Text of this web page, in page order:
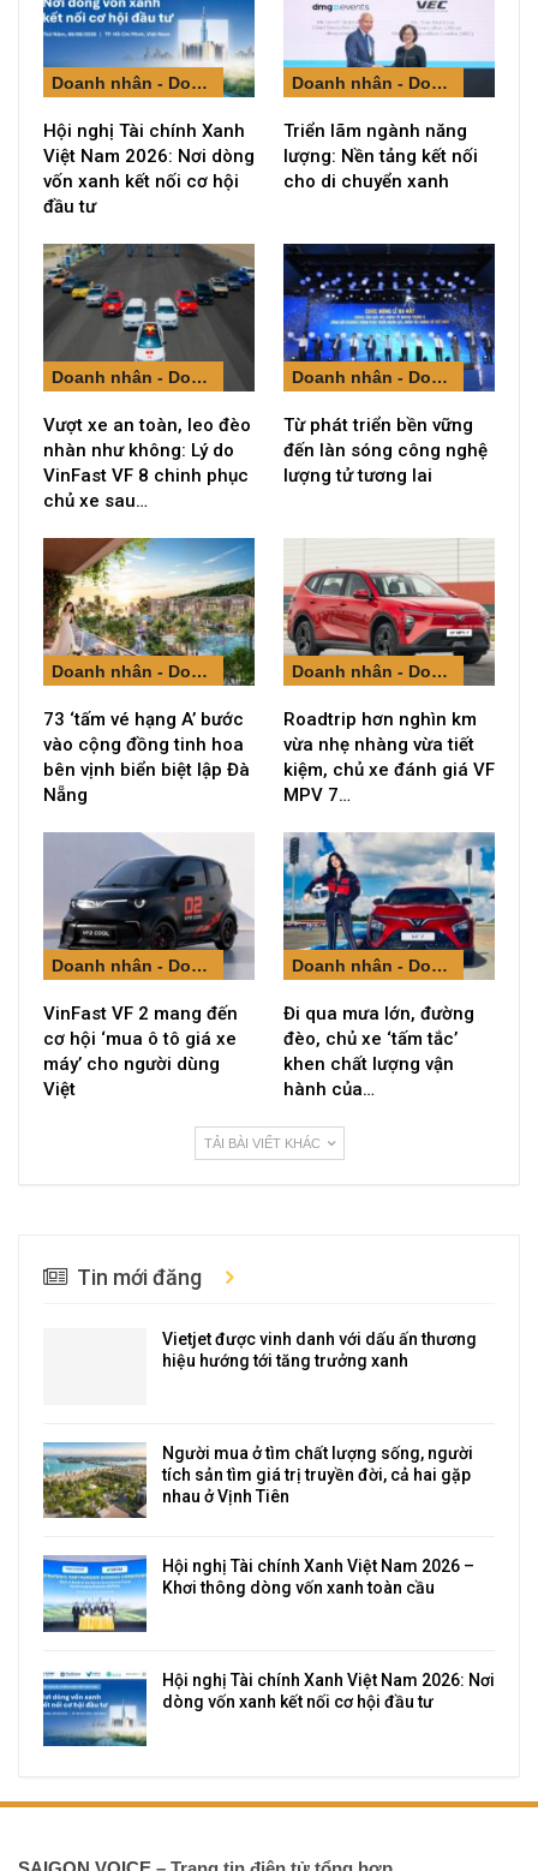
Doanh nhân - Doanh nghiệp
Hội nghị Tài chính Xanh
Việt Nam 2026: Nơi dòng
vốn xanh kết nối cơ hội
đầu tư
Doanh nhân - Doanh nghiệp
Triển lãm ngành năng
lượng: Nền tảng kết nối
cho di chuyển xanh
Doanh nhân - Doanh nghiệp
Vượt xe an toàn, leo đèo
nhàn như không: Lý do
VinFast VF 8 chinh phục
chủ xe sau…
Doanh nhân - Doanh nghiệp
Từ phát triển bền vững
đến làn sóng công nghệ
lượng tử tương lai
Doanh nhân - Doanh nghiệp
73 ‘tấm vé hạng A’ bước
vào cộng đồng tinh hoa
bên vịnh biển biệt lập Đà
Nẵng
Doanh nhân - Doanh nghiệp
Roadtrip hơn nghìn km
vừa nhẹ nhàng vừa tiết
kiệm, chủ xe đánh giá VF
MPV 7…
Doanh nhân - Doanh nghiệp
VinFast VF 2 mang đến
cơ hội ‘mua ô tô giá xe
máy’ cho người dùng
Việt
Doanh nhân - Doanh nghiệp
Đi qua mưa lớn, đường
đèo, chủ xe ‘tấm tắc’
khen chất lượng vận
hành của…
TẢI BÀI VIẾT KHÁC
Tin mới đăng
Vietjet được vinh danh với dấu ấn thương
hiệu hướng tới tăng trưởng xanh
Người mua ở tìm chất lượng sống, người
tích sản tìm giá trị truyền đời, cả hai gặp
nhau ở Vịnh Tiên
Hội nghị Tài chính Xanh Việt Nam 2026 –
Khơi thông dòng vốn xanh toàn cầu
Hội nghị Tài chính Xanh Việt Nam 2026: Nơi
dòng vốn xanh kết nối cơ hội đầu tư